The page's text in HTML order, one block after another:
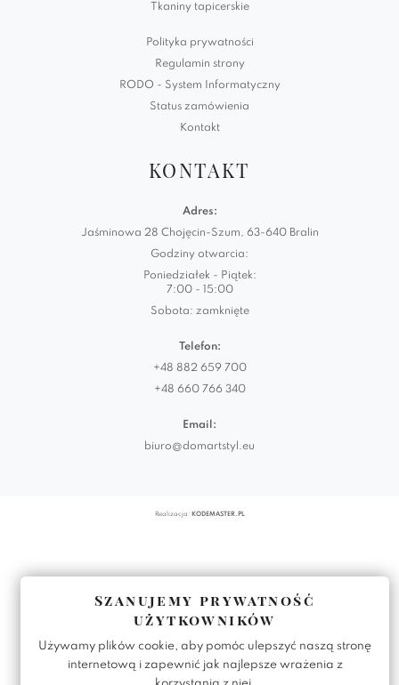
Tkaniny tapicerskie
Polityka prywatności
Regulamin strony
RODO - System Informatyczny
Status zamówienia
Kontakt
KONTAKT
Adres:
Jaśminowa 28 Chojęcin-Szum, 63-640 Bralin
Godziny otwarcia:
Poniedziałek - Piątek:
7:00 - 15:00
Sobota: zamknięte
Telefon:
+48 882 659 700
+48 660 766 340
Email:
biuro@domartstyl.eu
Realizacja: KODEMASTER.PL
Szanujemy prywatność
użytkowników
Używamy plików cookie, aby pomóc ulepszyć naszą stronę
internetową i zapewnić jak najlepsze wrażenia z